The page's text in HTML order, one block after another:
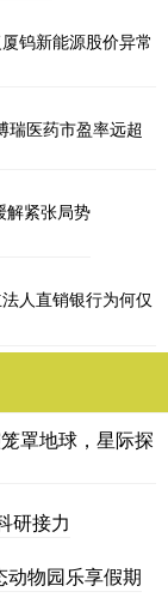
钨新能源股价异常
瑞医药市盈率远超
解紧张局势
人直销银行为何仅
罩地球，星际探
研接力
动物园乐享假期